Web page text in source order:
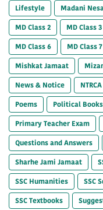
Lifestyle
Madani
MD Class 2
MD Class 3
MD Class 6
MD Class 7
Mishkat Jamaat
News & Notice
Poems
Political Books
Primary Teacher Exam
Questions and Answers
Sharhe Jami Jamaat
SSC Humanities
SSC
SSC Textbooks